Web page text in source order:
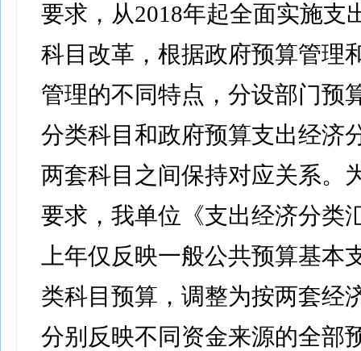
要求，从2018年起全面实施支
科目改革，根据政府预算管理
管理的不同特点，分设部门预
分类科目和政府预算支出经济
两套科目之间保持对应关系。
要求，我单位《支出经济分类
上年仅反映一般公共预算基本
类科目预算，调整为按两套经
分别反映不同资金来源的全部